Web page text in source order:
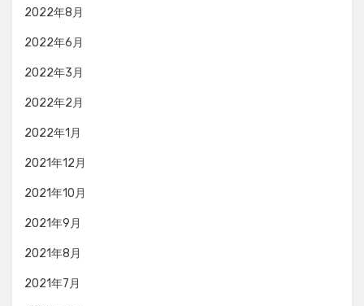
2022年8月
2022年6月
2022年3月
2022年2月
2022年1月
2021年12月
2021年10月
2021年9月
2021年8月
2021年7月